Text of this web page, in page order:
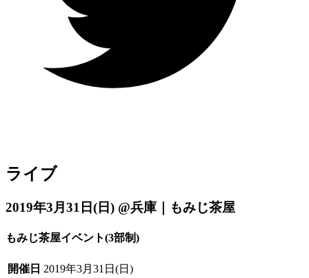
ライブ
2019年3月31日(日) @兵庫｜もみじ茶屋
もみじ茶屋イベント(3部制)
開催日 2019年3月31日 (日)